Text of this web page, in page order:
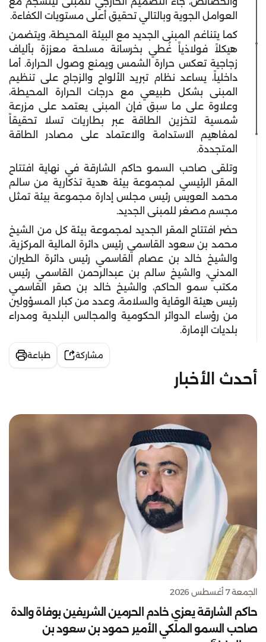
العوامل الجوية وبالتالي تحقيق أعلى مستويات الكفاءة.
كما يتناغم المبنى الجديد مع البيئة المحيطة، ويتضمن
هيكلاً فولاذياً غُطي بخرسانة مسلحة معززة بألياف
زجاجية تعكس حرارة الشمس ويمنع وصول الحرارة. أما
داخلياً، يساعد نظام تبريد الألواح والزجاج على تنظيم
المبنى بشكل طبيعي مع درجات الحرارة المحيطة،
وعلاوة على ما سبق فإن المبنى يعتمد على مزرعة
شمسية لتخزين الطاقة عبر بطاريات تسلا تحقيقاً
لمفاهيم الاستدامة والاعتماد على مصادر الطاقة
المتجددة.
وتلقى صاحب السمو حاكم الشارقة في نهاية افتتاح
المقر الرئيسي لمجموعة بيئة هدية تذكارية من سالم
محمد العويس رئيس مجلس إدارة مجموعة بيئة تمثل
مجسم مصغر للمبنى الجديد.
حضر افتتاح المقر الجديد لمجموعة بيئة كل من الشيخ
محمد بن سعود القاسمي رئيس دائرة المالية المركزية،
والشيخ خالد بن عصام القاسمي رئيس دائرة الطيران
المدني، والشيخ سالم بن عبدالرحمن القاسمي رئيس
مكتب سمو الحاكم، والشيخ خالد بن صقر القاسمي
رئيس هيئة الوقاية والسلامة، وعدد من كبار المسؤولين
من رؤساء الدوائر الحكومية والمجالس البلدية ومدراء
بلديات الإمارة.
مشاركة طباعة
أحدث الأخبار
الجمعة 7 أغسطس 2026
حاكم الشارقة يعزي خادم الحرمين الشريفين بوفاة والدة
صاحب السمو الملكي الأمير حمود بن سعود بن